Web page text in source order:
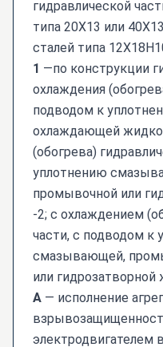
гидравлической
типа 20Х13 или
сталей типа
1 —по конструкции
охлаждения
подводом к
охлаждающей
(обогрева)
уплотнению
промывочной или
-2; с охлаждением
части, с подводом к
смазывающей,
или
А — исполнение